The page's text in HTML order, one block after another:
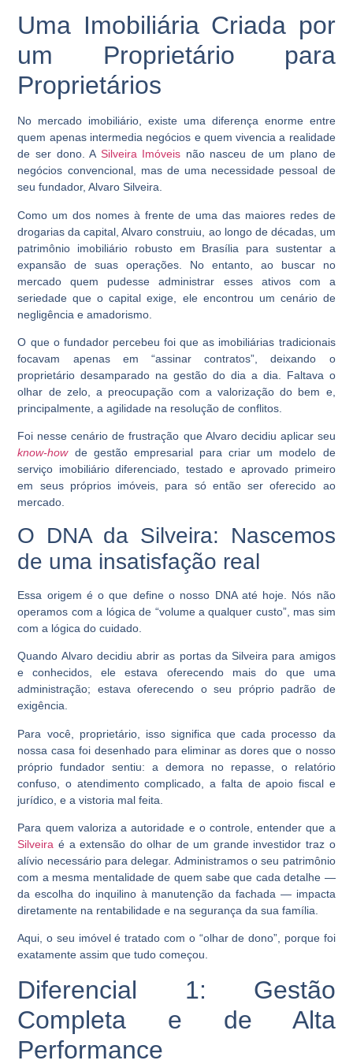
Uma Imobiliária Criada por
um Proprietário para
Proprietários
No mercado imobiliário, existe uma diferença enorme entre
quem apenas intermedia negócios e quem vivencia a realidade
de ser dono. A Silveira Imóveis não nasceu de um plano de
negócios convencional, mas de uma necessidade pessoal de
seu fundador, Alvaro Silveira.
Como um dos nomes à frente de uma das maiores redes de
drogarias da capital, Alvaro construiu, ao longo de décadas, um
patrimônio imobiliário robusto em Brasília para sustentar a
expansão de suas operações. No entanto, ao buscar no
mercado quem pudesse administrar esses ativos com a
seriedade que o capital exige, ele encontrou um cenário de
negligência e amadorismo.
O que o fundador percebeu foi que as imobiliárias tradicionais
focavam apenas em “assinar contratos”, deixando o
proprietário desamparado na gestão do dia a dia. Faltava o
olhar de zelo, a preocupação com a valorização do bem e,
principalmente, a agilidade na resolução de conflitos.
Foi nesse cenário de frustração que Alvaro decidiu aplicar seu
know-howde gestão empresarial para criar um modelo de
serviço imobiliário diferenciado, testado e aprovado primeiro
em seus próprios imóveis, para só então ser oferecido ao
mercado.
O DNA da Silveira: Nascemos
de uma insatisfação real
Essa origem é o que define o nosso DNA até hoje. Nós não
operamos com a lógica de “volume a qualquer custo”, mas sim
com a lógica do cuidado.
Quando Alvaro decidiu abrir as portas da Silveira para amigos
e conhecidos, ele estava oferecendo mais do que uma
administração; estava oferecendo o seu próprio padrão de
exigência.
Para você, proprietário, isso significa que cada processo da
nossa casa foi desenhado para eliminar as dores que o nosso
próprio fundador sentiu: a demora no repasse, o relatório
confuso, o atendimento complicado, a falta de apoio fiscal e
jurídico, e a vistoria mal feita.
Para quem valoriza a autoridade e o controle, entender que a
Silveira é a extensão do olhar de um grande investidor traz o
alívio necessário para delegar. Administramos o seu patrimônio
com a mesma mentalidade de quem sabe que cada detalhe —
da escolha do inquilino à manutenção da fachada — impacta
diretamente na rentabilidade e na segurança da sua família.
Aqui, o seu imóvel é tratado com o “olhar de dono”, porque foi
exatamente assim que tudo começou.
Diferencial 1: Gestão
Completa e de Alta
Performance